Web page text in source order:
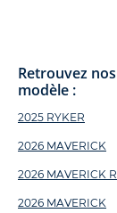
Retrouvez
modèle :
2025 RYKER
2026 MAVERICK
2026 MAVERICK R
2026 MAVERICK